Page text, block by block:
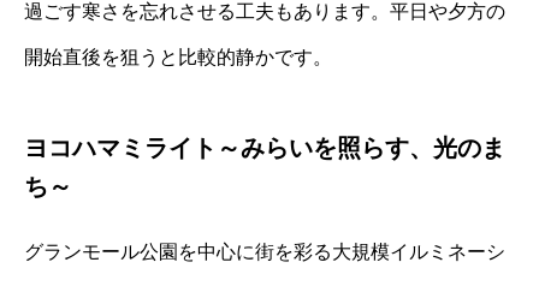
過ごす寒さを忘れさせる工夫もあります。平日や夕方の
開始直後を狙うと比較的静かです。
ヨコハマミライト～みらいを照らす、光のま
ち～
グランモール公園を中心に街を彩る大規模イルミネーシ